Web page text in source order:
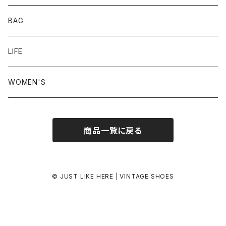
24.0-24.5 cm
24.5-25.0 cm
25.0-25.5 cm
26.0-26.5 cm
26.5-27.0 cm
BAG
LIFE
WOMEN'S
商品一覧に戻る
© JUST LIKE HERE | VINTAGE SHOES